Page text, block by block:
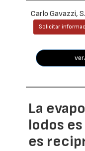
Carlo Gavazzi,
Solicitar
La
lodos
es